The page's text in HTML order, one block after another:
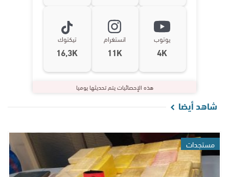
يوتوب
4K
انستغرام
11K
تيكتوك
16,3K
هذه الإحصائيات يتم تحديثها يوميا
شاهد أيضا
مستجدات